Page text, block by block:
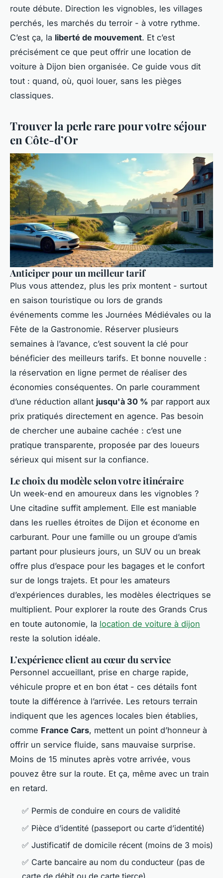
route débute. Direction les vignobles, les villages
perchés, les marchés du terroir - à votre rythme.
C’est ça, la liberté de mouvement. Et c’est
précisément ce que peut offrir une location de
voiture à Dijon bien organisée. Ce guide vous dit
tout : quand, où, quoi louer, sans les pièges
classiques.
Trouver la perle rare pour votre séjour
en Côte-d’Or
Anticiper pour un meilleur tarif
Plus vous attendez, plus les prix montent - surtout
en saison touristique ou lors de grands
événements comme les Journées Médiévales ou la
Fête de la Gastronomie. Réserver plusieurs
semaines à l’avance, c’est souvent la clé pour
bénéficier des meilleurs tarifs. Et bonne nouvelle :
la réservation en ligne permet de réaliser des
économies conséquentes. On parle couramment
d’une réduction allant jusqu'à 30 % par rapport aux
prix pratiqués directement en agence. Pas besoin
de chercher une aubaine cachée : c’est une
pratique transparente, proposée par des loueurs
sérieux qui misent sur la confiance.
Le choix du modèle selon votre itinéraire
Un week-end en amoureux dans les vignobles ?
Une citadine suffit amplement. Elle est maniable
dans les ruelles étroites de Dijon et économe en
carburant. Pour une famille ou un groupe d’amis
partant pour plusieurs jours, un SUV ou un break
offre plus d’espace pour les bagages et le confort
sur de longs trajets. Et pour les amateurs
d’expériences durables, les modèles électriques se
multiplient. Pour explorer la route des Grands Crus
en toute autonomie, la location de voiture à dijon
reste la solution idéale.
L’expérience client au cœur du service
Personnel accueillant, prise en charge rapide,
véhicule propre et en bon état - ces détails font
toute la différence à l’arrivée. Les retours terrain
indiquent que les agences locales bien établies,
comme France Cars, mettent un point d’honneur à
offrir un service fluide, sans mauvaise surprise.
Moins de 15 minutes après votre arrivée, vous
pouvez être sur la route. Et ça, même avec un train
en retard.
✅ Permis de conduire en cours de validité
✅ Pièce d’identité (passeport ou carte d’identité)
✅ Justificatif de domicile récent (moins de 3 mois)
✅ Carte bancaire au nom du conducteur (pas de